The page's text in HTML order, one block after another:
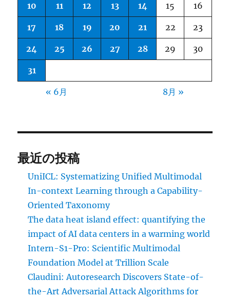
10 11 12 13 14 15 16
17 18 19 20 21 22 23
24 25 26 27 28 29 30
31
« 6月 8月 »
最近の投稿
UniICL: Systematizing Unified Multimodal
In-context Learning through a Capability-
Oriented Taxonomy
The data heat island effect: quantifying the
impact of AI data centers in a warming world
Intern-S1-Pro: Scientific Multimodal
Foundation Model at Trillion Scale
Claudini: Autoresearch Discovers State-of-
the-Art Adversarial Attack Algorithms for